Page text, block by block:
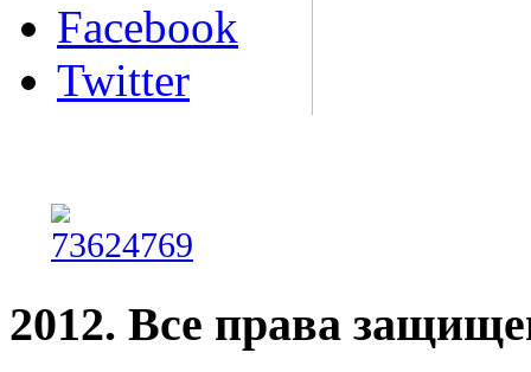
Facebook
Twitter
2012. Все права